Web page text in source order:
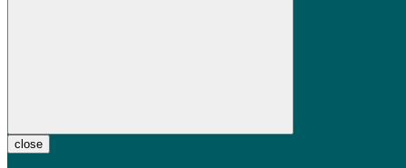
close